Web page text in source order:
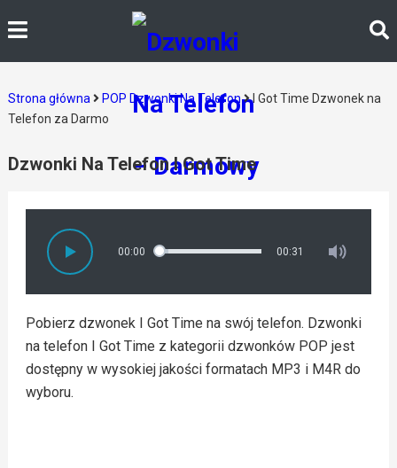
Strona główna POP Dzwonki Na Telefon
I Got Time Dzwonek na
Telefon za Darmo
Dzwonki Na Telefon I Got Time
00:00 00:31
Pobierz dzwonek I Got Time na swój telefon. Dzwonki
na telefon I Got Time z kategorii dzwonków POP jest
dostępny w wysokiej jakości formatach MP3 i M4R do
wyboru.